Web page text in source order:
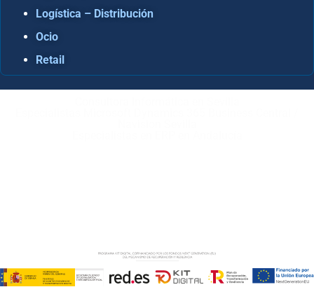
Logística – Distribución
Ocio
Retail